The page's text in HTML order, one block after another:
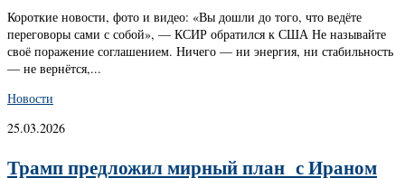
Короткие новости, фото и видео: «Вы дошли до того, что ведёте
переговоры сами с собой», — КСИР обратился к США Не называйте
своё поражение соглашением. Ничего — ни энергия, ни стабильность
— не вернётся,...
Новости
25.03.2026
Трамп предложил мирный план с Ираном